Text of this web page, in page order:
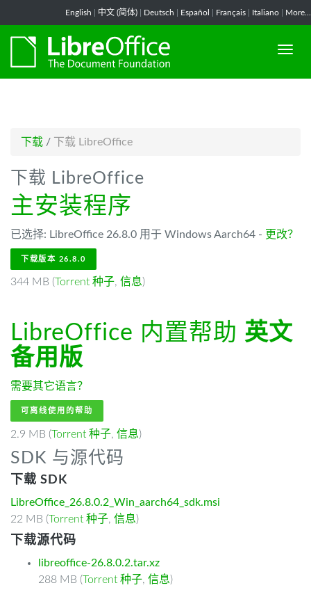
English 中文 (简体) Deutsch Español Français Italiano More...
下载 / 下载 LibreOffice
下载 LibreOffice
主安装程序
已选择: LibreOffice 26.8.0 用于 Windows Aarch64 - 更改？
下载版本 26.8.0
344 MB (Torrent 种子, 信息)
LibreOffice 内置帮助 英文
备用版
需要其它语言？
可离线使用的帮助
2.9 MB (Torrent 种子, 信息)
SDK 与源代码
下载 SDK
LibreOffice_26.8.0.2_Win_aarch64_sdk.msi
22 MB (Torrent 种子, 信息)
下载源代码
libreoffice-26.8.0.2.tar.xz
288 MB (Torrent 种子, 信息)